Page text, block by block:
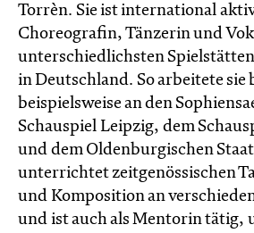
Torrèn. Sie ist international
Choreografin, Tänzerin und
unterschiedlichsten
in Deutschland. So arbeitete sie
beispielsweise an den
Schauspiel Leipzig, dem
und dem Oldenburgischen
unterrichtet zeitgenössischen
und Komposition an
und ist auch als Mentorin tätig,